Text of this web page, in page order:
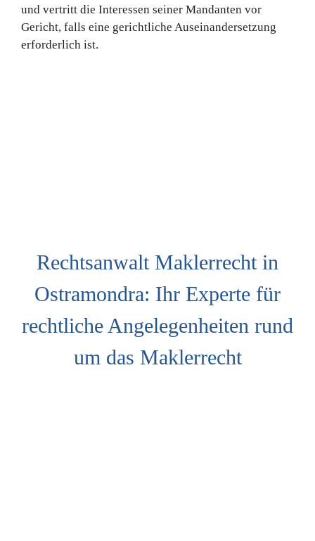
und vertritt die Interessen seiner Mandanten vor
Gericht, falls eine gerichtliche Auseinandersetzung
erforderlich ist.
Rechtsanwalt Maklerrecht in
Ostramondra: Ihr Experte für
rechtliche Angelegenheiten rund
um das Maklerrecht